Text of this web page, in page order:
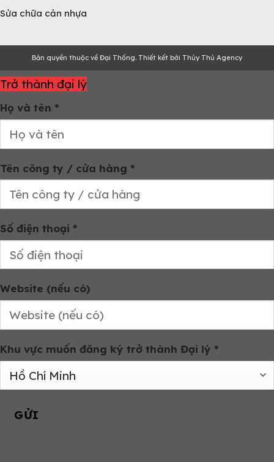
Sửa chữa cản nhựa
Bản quyền thuộc về Đại Thống. Thiết kết bởi Thủy Thủ Agency
Trở thành đại lý
Họ và tên *
Tên công ty / cửa hàng *
Số điện thoại *
Website (nếu có)
Khu vực muốn đăng ký trở thành Đại lý *
GỬI